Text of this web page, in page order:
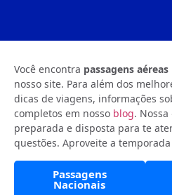
Você encontra passagens
nosso site. Para além dos
dicas de viagens, informações
completos em nosso blog.
preparada e disposta para te
questões. Aproveite a
Passagens
Nacionais